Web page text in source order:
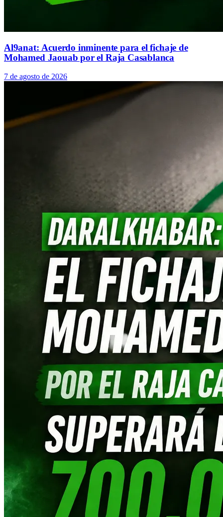
Al9anat: Acuerdo inminente para el fichaje de
Mohamed Jaouab por el Raja Casablanca
7 de agosto de 2026